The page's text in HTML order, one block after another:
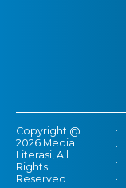
Copyright @
2026 Media
Literasi, All
Rights
Reserved